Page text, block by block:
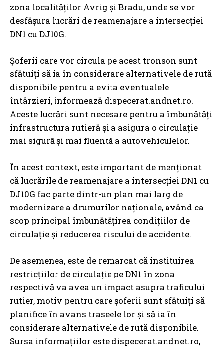
zona localităților Avrig și Bradu, unde se vor
desfășura lucrări de reamenajare a intersecției
DN1 cu DJ10G.
Șoferii care vor circula pe acest tronson sunt
sfătuiți să ia în considerare alternativele de rută
disponibile pentru a evita eventualele
întârzieri, informează dispecerat.andnet.ro.
Aceste lucrări sunt necesare pentru a îmbunătăți
infrastructura rutieră și a asigura o circulație
mai sigură și mai fluentă a autovehiculelor.
În acest context, este important de menționat
că lucrările de reamenajare a intersecției DN1 cu
DJ10G fac parte dintr-un plan mai larg de
modernizare a drumurilor naționale, având ca
scop principal îmbunătățirea condițiilor de
circulație și reducerea riscului de accidente.
De asemenea, este de remarcat că instituirea
restricțiilor de circulație pe DN1 în zona
respectivă va avea un impact asupra traficului
rutier, motiv pentru care șoferii sunt sfătuiți să
planifice în avans traseele lor și să ia în
considerare alternativele de rută disponibile.
Sursa informațiilor este dispecerat.andnet.ro,